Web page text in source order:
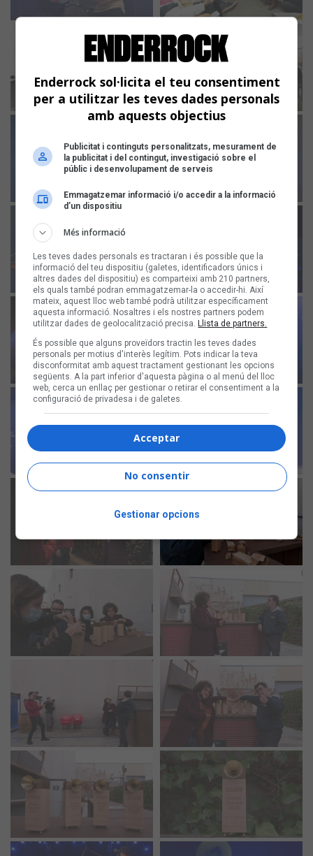
Enderrock sol·licita el teu consentiment
per a utilitzar les teves dades personals
amb aquests objectius
Publicitat i continguts personalitzats, mesurament de
la publicitat i del contingut, investigació sobre el
públic i desenvolupament de serveis
Emmagatzemar informació i/o accedir a la informació
d’un dispositiu
Més informació
Les teves dades personals es tractaran i és possible que la
informació del teu dispositiu (galetes, identificadors únics i
altres dades del dispositiu) es comparteixi amb 210 partners,
els quals també podran emmagatzemar-la o accedir-hi. Així
mateix, aquest lloc web també podrà utilitzar específicament
aquesta informació. Nosaltres i els nostres partners podem
utilitzar dades de geolocalització precisa. Llista de partners.
És possible que alguns proveïdors tractin les teves dades
personals per motius d'interès legítim. Pots indicar la teva
disconformitat amb aquest tractament gestionant les opcions
següents. A la part inferior d'aquesta pàgina o al menú del lloc
web, cerca un enllaç per gestionar o retirar el consentiment a la
configuració de privadesa i de galetes.
Acceptar
No consentir
Gestionar opcions